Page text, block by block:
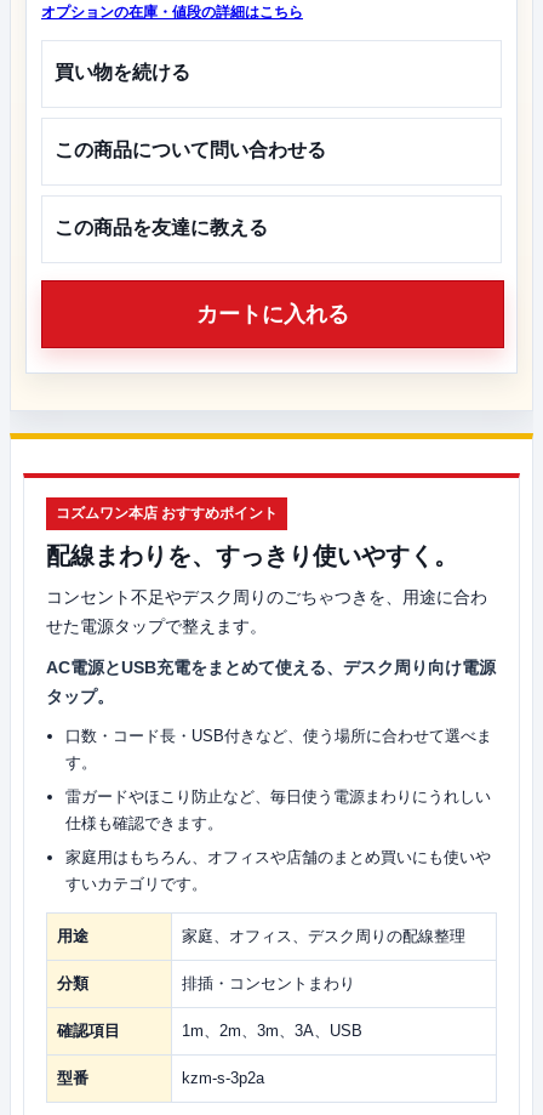
オプションの在庫・値段の詳細はこちら
買い物を続ける
この商品について問い合わせる
この商品を友達に教える
カートに入れる
コズムワン本店 おすすめポイント
配線まわりを、すっきり使いやすく。
コンセント不足やデスク周りのごちゃつきを、用途に合わ
せた電源タップで整えます。
AC電源とUSB充電をまとめて使える、デスク周り向け電源
タップ。
口数・コード長・USB付きなど、使う場所に合わせて選べま
す。
雷ガードやほこり防止など、毎日使う電源まわりにうれしい
仕様も確認できます。
家庭用はもちろん、オフィスや店舗のまとめ買いにも使いや
すいカテゴリです。
用途 家庭、オフィス、デスク周りの配線整理
分類 排插・コンセントまわり
確認項目 1m、2m、3m、3A、USB
型番 kzm-s-3p2a